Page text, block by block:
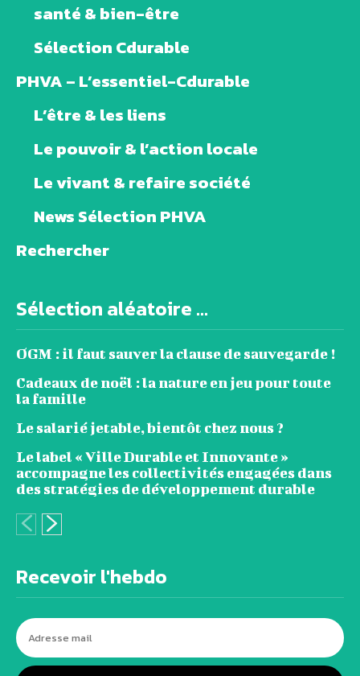
santé & bien-être
Sélection Cdurable
PHVA – L’essentiel-Cdurable
L’être & les liens
Le pouvoir & l’action locale
Le vivant & refaire société
News Sélection PHVA
Rechercher
Sélection aléatoire ...
OGM : il faut sauver la clause de sauvegarde !
Cadeaux de noël : la nature en jeu pour toute
la famille
Le salarié jetable, bientôt chez nous ?
Le label « Ville Durable et Innovante »
accompagne les collectivités engagées dans
des stratégies de développement durable
Recevoir l'hebdo